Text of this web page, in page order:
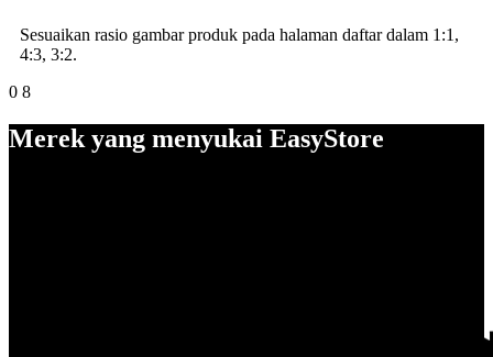
Sesuaikan rasio gambar produk pada halaman daftar dalam 1:1,
4:3, 3:2.
0 8
Merek yang menyukai EasyStore